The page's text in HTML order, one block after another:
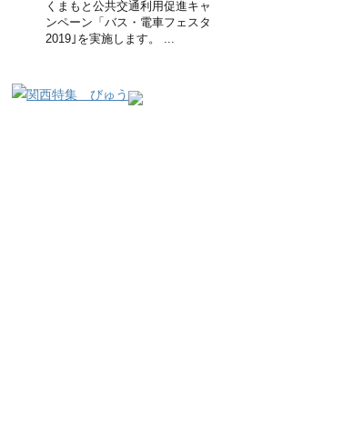
くまもと公共交通利用促進キャ
ンペーン「バス・電車フェスタ
2019｣を実施します。 ...